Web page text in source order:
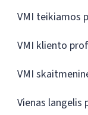
VMI teikiamos
VMI kliento
VMI
Vienas